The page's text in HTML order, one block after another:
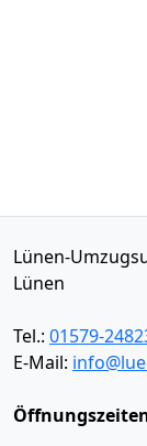
Lünen-
Lünen
Tel.: 01579-
E-Mail: